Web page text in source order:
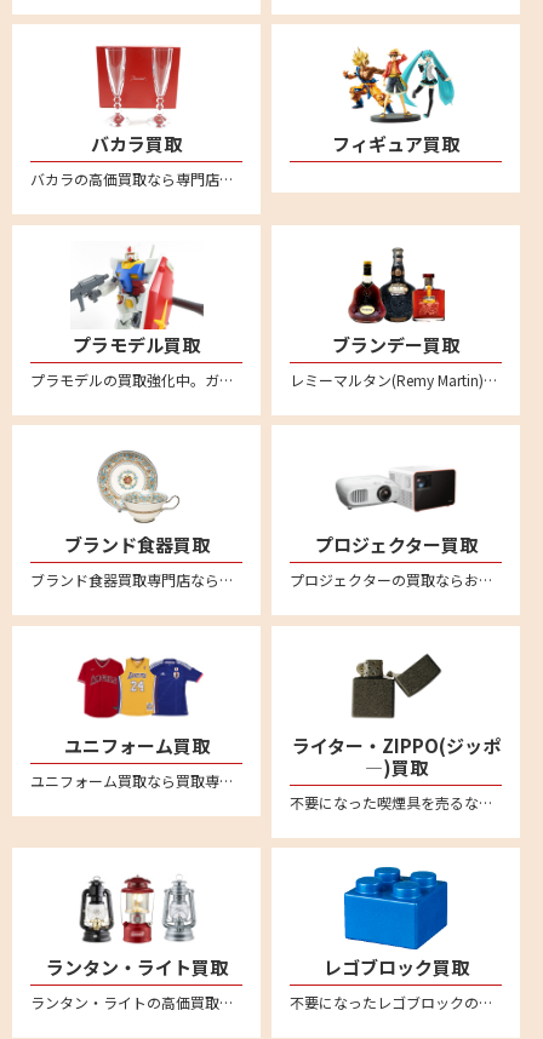
バカラ買取
バカラの高価買取なら専門店のリムーブへお任せください。全国対応・送料無料の安心宅配査定。バカラのタンブラーやワイングラスなどぜひお売りください。
フィギュア買取
プラモデル買取
プラモデルの買取強化中。ガンダムや自動車、バイク、飛行機、船、お城など不要になったプラモデルはリムーブへお売りください。
ブランデー買取
レミーマルタン(Remy Martin)、ヘネシー(Hennessy)、カミュ(CAMUS)など各種コニャックの買取ならぜひリムーブへ。バカラボトルの高級コニャックは特に高額買取強化中です
ブランド食器買取
ブランド食器買取専門店ならリムーブ。ウェッジウッド、マイセン、ロイヤルコペンハーゲン、ヘレンド、リチャードジノリ、バカラなど高価買取。不要になった食器を宅配キットに詰めて送るだけの簡単宅配買取。全国対応・送料無料
プロジェクター買取
プロジェクターの買取ならお任せください！全国対応の宅配買取でカンタン買取。ご不要になったエプソンやソニー、キャノン、アンカー、ベンキューなど幅広いメーカーのプロジェクターの売却はリムーブへ。買取相場価格のご相談もお待ちしております。
ユニフォーム買取
ユニフォーム買取なら買取専門店のリムーブ！野球、サッカー、バスケなど各種ユニフォームを買取強化中！日本全国どこからでも送料無料宅配買取＆無料宅配キットなのでカンタン安心にお売りいただけます
ライター・ZIPPO(ジッポ
―)買取
不要になった喫煙具を売るならリムーブへ。絶賛買取中。全国対応・送料無料の宅配査定はこちら。新品未使用品から中古品までしっかり買取査定。zippo(ジッポー）のオイルライターや有名ブランドのガスライターなど、喫煙グッズを売るなら宅配買取がカンタン便利です。
ランタン・ライト買取
ランタン・ライトの高価買取なら買取専門店のリムーブ(reMOVE)。リムーブなら、宅配買取専門店なので、日本全国どこからでも買取が可能！しかも送料は完全無料！簡単・安心・丁寧な宅配専門の買取サービスです。自宅に居ながら査定～入金まで安心してお任せください。LED・電池式ランタン、ライト・ランタンなど、幅広く買取させていただきます。コールマン(Coleman)やスノーピーク(snow peak)、ペトロマックス(Petromax)、デイツ(DIETZ) 、フュアーハンド(FEUERHAND) など買取対象ブランド多数！汚れや傷があってもお買取させていただいております。買取査定額に満足された場合のみお買取させていただきますので、お気軽にお問い合わせください。
レゴブロック買取
不要になったレゴブロックの買取ならリムーブ。全国送料無料の宅配査定はこちら。